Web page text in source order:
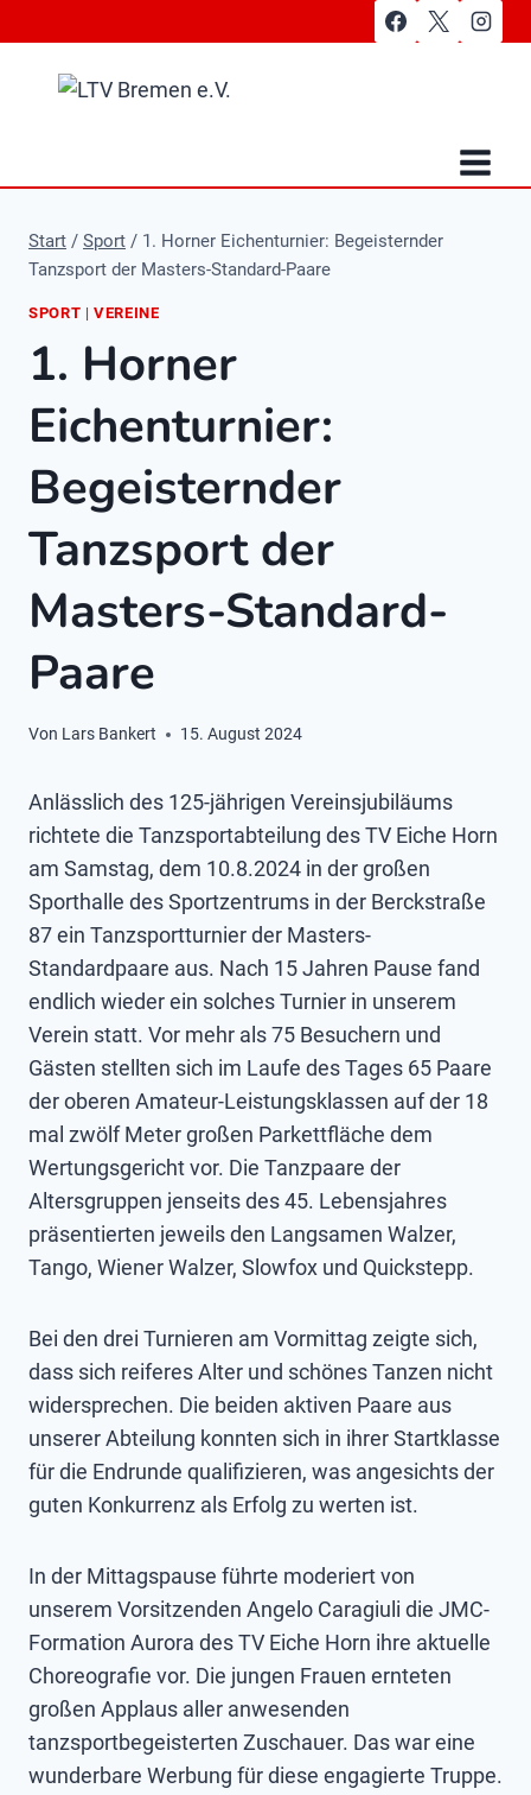
Inhalt
springen
Start / Sport / 1. Horner Eichenturnier: Begeisternder
Tanzsport der Masters-Standard-Paare
SPORT |VEREINE
1. Horner
Eichenturnier:
Begeisternder
Tanzsport der
Masters-Standard-
Paare
Von Lars Bankert 15. August 2024
Anlässlich des 125-jährigen Vereinsjubiläums
richtete die Tanzsportabteilung des TV Eiche Horn
am Samstag, dem 10.8.2024 in der großen
Sporthalle des Sportzentrums in der Berckstraße
87 ein Tanzsportturnier der Masters-
Standardpaare aus. Nach 15 Jahren Pause fand
endlich wieder ein solches Turnier in unserem
Verein statt. Vor mehr als 75 Besuchern und
Gästen stellten sich im Laufe des Tages 65 Paare
der oberen Amateur-Leistungsklassen auf der 18
mal zwölf Meter großen Parkettfläche dem
Wertungsgericht vor. Die Tanzpaare der
Altersgruppen jenseits des 45. Lebensjahres
präsentierten jeweils den Langsamen Walzer,
Tango, Wiener Walzer, Slowfox und Quickstepp.
Bei den drei Turnieren am Vormittag zeigte sich,
dass sich reiferes Alter und schönes Tanzen nicht
widersprechen. Die beiden aktiven Paare aus
unserer Abteilung konnten sich in ihrer Startklasse
für die Endrunde qualifizieren, was angesichts der
guten Konkurrenz als Erfolg zu werten ist.
In der Mittagspause führte moderiert von
unserem Vorsitzenden Angelo Caragiuli die JMC-
Formation Aurora des TV Eiche Horn ihre aktuelle
Choreografie vor. Die jungen Frauen ernteten
großen Applaus aller anwesenden
tanzsportbegeisterten Zuschauer. Das war eine
wunderbare Werbung für diese engagierte Truppe.